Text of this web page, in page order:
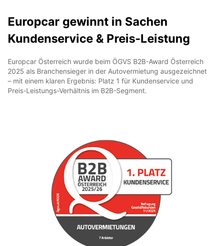
Europcar gewinnt in Sachen
Kundenservice & Preis-Leistung
Europcar Österreich wurde beim ÖGVS B2B-Award Österreich
2025 als Branchensieger in der Autovermietung ausgezeichnet
– mit einem klaren Ergebnis: Platz 1 für Kundenservice und
Preis-Leistungs-Verhältnis im B2B-Segment.